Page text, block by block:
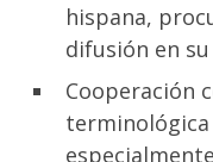
hispana,
difusión en
Cooperación